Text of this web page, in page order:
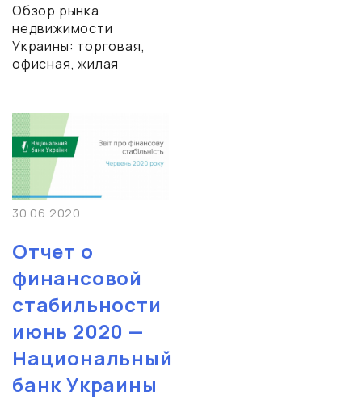
Обзор рынка
недвижимости
Украины: торговая,
офисная, жилая
30.06.2020
Отчет о
финансовой
стабильности
июнь 2020 —
Национальный
банк Украины